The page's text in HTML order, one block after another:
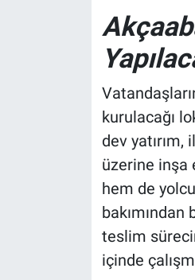
kurulacağı
dev
üzerine inşa
hem de
teslim
içinde